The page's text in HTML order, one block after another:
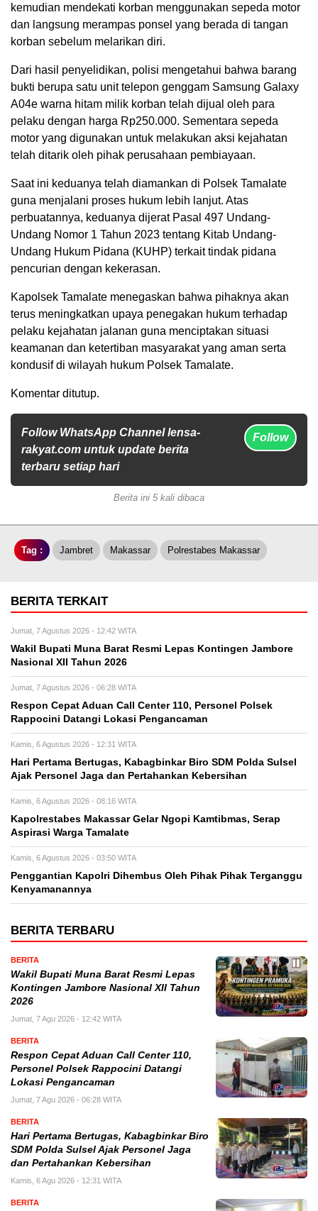
kemudian mendekati korban menggunakan sepeda motor
dan langsung merampas ponsel yang berada di tangan
korban sebelum melarikan diri.
Dari hasil penyelidikan, polisi mengetahui bahwa barang
bukti berupa satu unit telepon genggam Samsung Galaxy
A04e warna hitam milik korban telah dijual oleh para
pelaku dengan harga Rp250.000. Sementara sepeda
motor yang digunakan untuk melakukan aksi kejahatan
telah ditarik oleh pihak perusahaan pembiayaan.
Saat ini keduanya telah diamankan di Polsek Tamalate
guna menjalani proses hukum lebih lanjut. Atas
perbuatannya, keduanya dijerat Pasal 497 Undang-
Undang Nomor 1 Tahun 2023 tentang Kitab Undang-
Undang Hukum Pidana (KUHP) terkait tindak pidana
pencurian dengan kekerasan.
Kapolsek Tamalate menegaskan bahwa pihaknya akan
terus meningkatkan upaya penegakan hukum terhadap
pelaku kejahatan jalanan guna menciptakan situasi
keamanan dan ketertiban masyarakat yang aman serta
kondusif di wilayah hukum Polsek Tamalate.
Komentar ditutup.
Follow WhatsApp Channel lensa-
rakyat.com untuk update berita
terbaru setiap hari
Follow
Berita ini 5 kali dibaca
Tag : Jambret Makassar Polrestabes Makassar
BERITA TERKAIT
Jumat, 7 Agustus 2026 - 12:42 WITA
Wakil Bupati Muna Barat Resmi Lepas Kontingen Jambore
Nasional XII Tahun 2026
Jumat, 7 Agustus 2026 - 06:28 WITA
Respon Cepat Aduan Call Center 110, Personel Polsek
Rappocini Datangi Lokasi Pengancaman
Kamis, 6 Agustus 2026 - 12:31 WITA
Hari Pertama Bertugas, Kabagbinkar Biro SDM Polda Sulsel
Ajak Personel Jaga dan Pertahankan Kebersihan
Kamis, 6 Agustus 2026 - 08:16 WITA
Kapolrestabes Makassar Gelar Ngopi Kamtibmas, Serap
Aspirasi Warga Tamalate
Kamis, 6 Agustus 2026 - 03:50 WITA
Penggantian Kapolri Dihembus Oleh Pihak Pihak Terganggu
Kenyamanannya
BERITA TERBARU
BERITA
Wakil Bupati Muna Barat Resmi Lepas
Kontingen Jambore Nasional XII Tahun
2026
Jumat, 7 Agu 2026 - 12:42 WITA
BERITA
Respon Cepat Aduan Call Center 110,
Personel Polsek Rappocini Datangi
Lokasi Pengancaman
Jumat, 7 Agu 2026 - 06:28 WITA
BERITA
Hari Pertama Bertugas, Kabagbinkar Biro
SDM Polda Sulsel Ajak Personel Jaga
dan Pertahankan Kebersihan
Kamis, 6 Agu 2026 - 12:31 WITA
BERITA